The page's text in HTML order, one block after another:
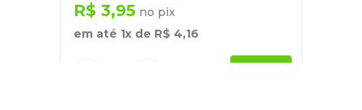
R$ 3,95 no pix
em até 1x de R$ 4,16